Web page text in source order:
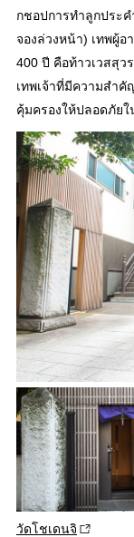
กชอปการทำลูกประค
จองล่วงหน้า) เทพผู้
400 ปี คือท้าวเวสสุว
เทพเจ้าที่มีความสำ
คุ้มครองให้ปลอดภัย
วัดโชเดนจิ